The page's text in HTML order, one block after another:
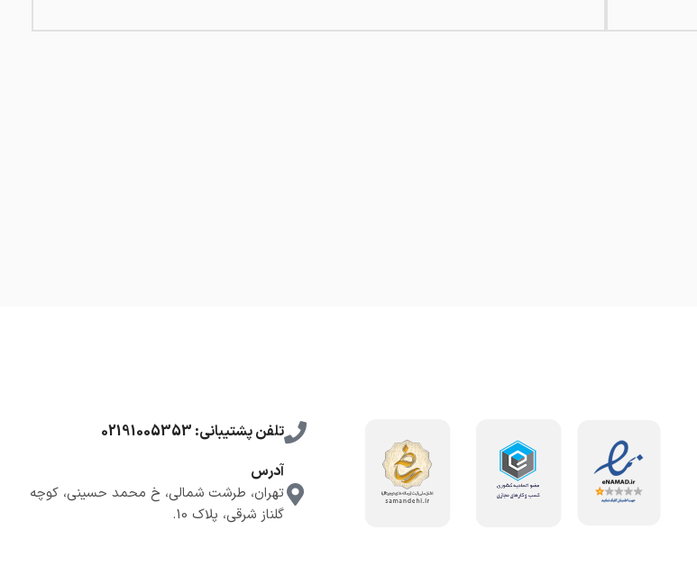
تلفن پشتیبانی: 02191005353
آدرس
تهران، طرشت شمالی، خ محمد حسینی، کوچه
گلناز شرقی، پلاک 10.